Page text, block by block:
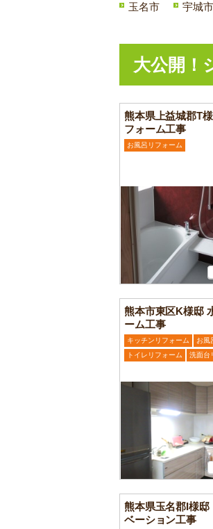
玉名市 宇城市
大公開！
熊本県上益城郡T
フォーム工事
お風呂リフォーム
熊本市東区K様邸
ーム工事
キッチンリフォーム
お風
トイレリフォーム
洗面台
熊本県玉名郡I様
ベーション工事